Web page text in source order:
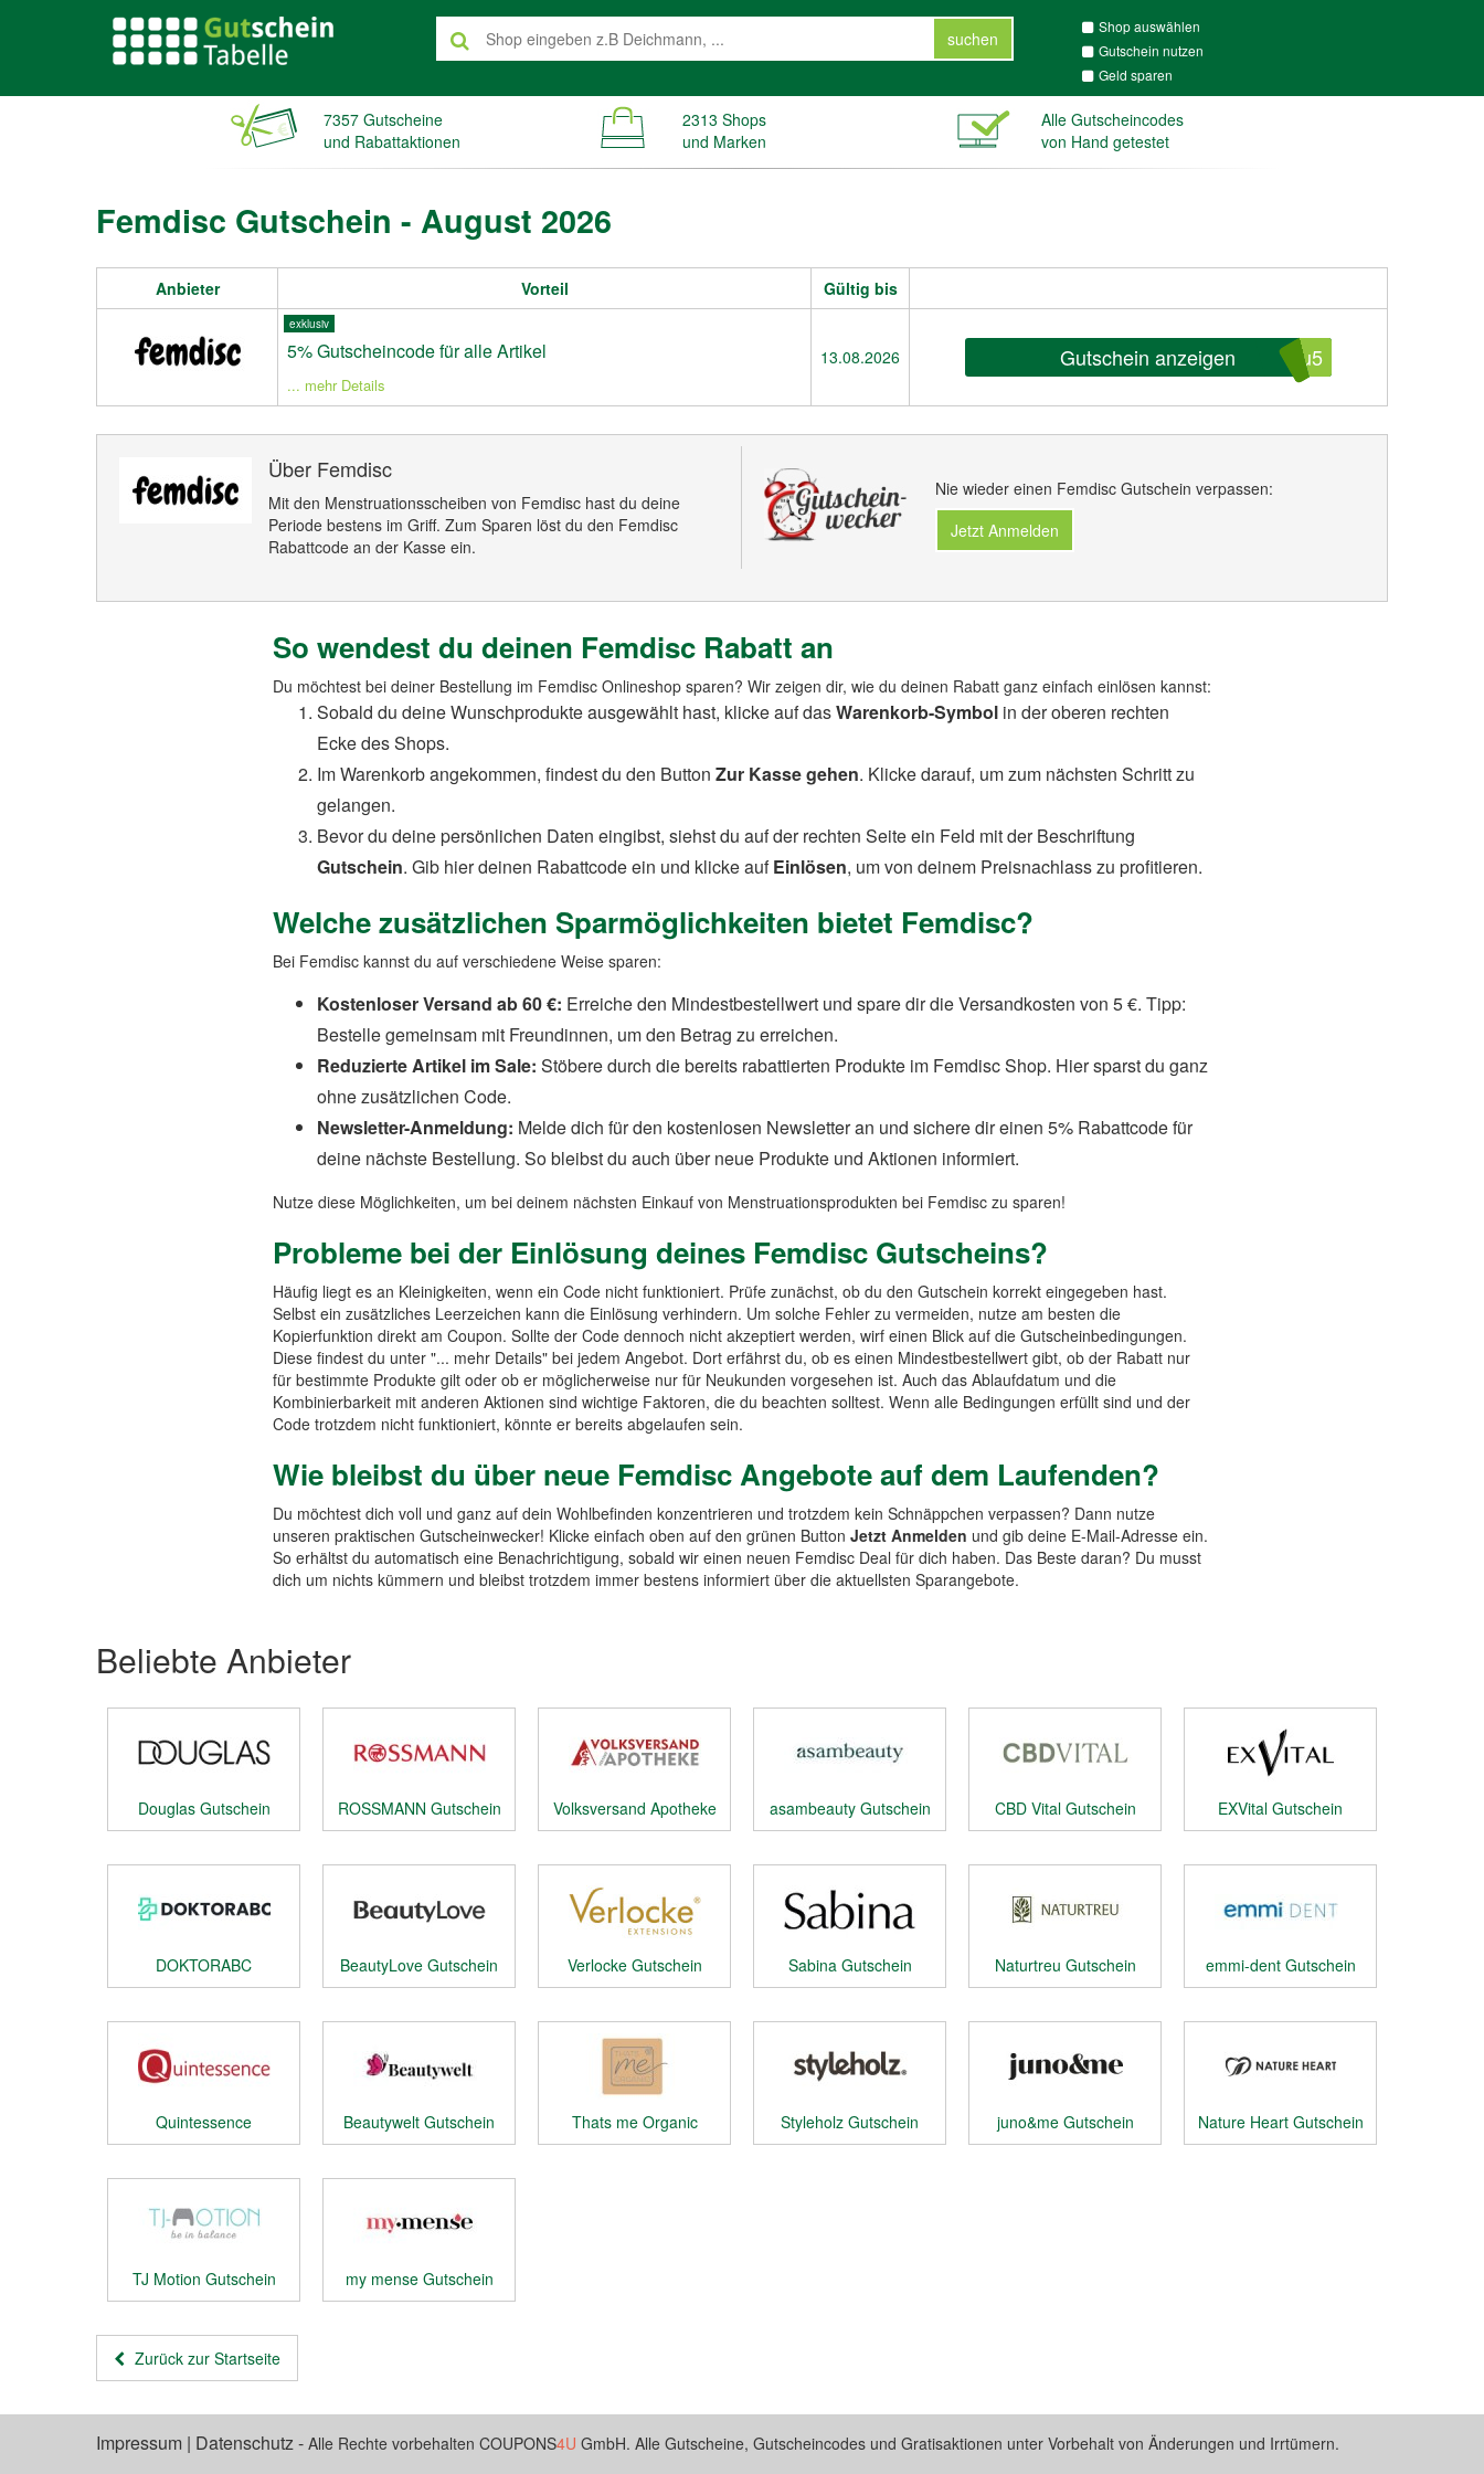
suchen
Shop auswählen
Gutschein nutzen
Geld sparen
7357 Gutscheine
und Rabattaktionen
2313 Shops
und Marken
Alle Gutscheincodes
von Hand getestet
Femdisc Gutschein - August 2026
Anbieter Vorteil Gültig bis
5% Gutscheincode für alle Artikel
exklusiv
... mehr Details
13.08.2026 Gutschein anzeigen 4u5
Über Femdisc
Mit den Menstruationsscheiben von Femdisc hast du deine
Periode bestens im Griff. Zum Sparen löst du den Femdisc
Rabattcode an der Kasse ein.
Nie wieder einen Femdisc Gutschein verpassen:
Jetzt Anmelden
So wendest du deinen Femdisc Rabatt an
Du möchtest bei deiner Bestellung im Femdisc Onlineshop sparen? Wir zeigen dir, wie du deinen Rabatt ganz einfach einlösen kannst:
Sobald du deine Wunschprodukte ausgewählt hast, klicke auf dasWarenkorb-Symbol in der oberen rechten
Ecke des Shops.
Im Warenkorb angekommen, findest du den Button Zur Kasse gehen. Klicke darauf, um zum nächsten Schritt zu
gelangen.
Bevor du deine persönlichen Daten eingibst, siehst du auf der rechten Seite ein Feld mit der Beschriftung
Gutschein. Gib hier deinen Rabattcode ein und klicke aufEinlösen, um von deinem Preisnachlass zu profitieren.
Welche zusätzlichen Sparmöglichkeiten bietet Femdisc?
Bei Femdisc kannst du auf verschiedene Weise sparen:
Kostenloser Versand ab 60 €: Erreiche den Mindestbestellwert und spare dir die Versandkosten von 5 €. Tipp:
Bestelle gemeinsam mit Freundinnen, um den Betrag zu erreichen.
Reduzierte Artikel im Sale: Stöbere durch die bereits rabattierten Produkte im Femdisc Shop. Hier sparst du ganz
ohne zusätzlichen Code.
Newsletter-Anmeldung: Melde dich für den kostenlosen Newsletter an und sichere dir einen 5% Rabattcode für
deine nächste Bestellung. So bleibst du auch über neue Produkte und Aktionen informiert.
Nutze diese Möglichkeiten, um bei deinem nächsten Einkauf von Menstruationsprodukten bei Femdisc zu sparen!
Probleme bei der Einlösung deines Femdisc Gutscheins?
Häufig liegt es an Kleinigkeiten, wenn ein Code nicht funktioniert. Prüfe zunächst, ob du den Gutschein korrekt eingegeben hast.
Selbst ein zusätzliches Leerzeichen kann die Einlösung verhindern. Um solche Fehler zu vermeiden, nutze am besten die
Kopierfunktion direkt am Coupon. Sollte der Code dennoch nicht akzeptiert werden, wirf einen Blick auf die Gutscheinbedingungen.
Diese findest du unter "... mehr Details" bei jedem Angebot. Dort erfährst du, ob es einen Mindestbestellwert gibt, ob der Rabatt nur
für bestimmte Produkte gilt oder ob er möglicherweise nur für Neukunden vorgesehen ist. Auch das Ablaufdatum und die
Kombinierbarkeit mit anderen Aktionen sind wichtige Faktoren, die du beachten solltest. Wenn alle Bedingungen erfüllt sind und der
Code trotzdem nicht funktioniert, könnte er bereits abgelaufen sein.
Wie bleibst du über neue Femdisc Angebote auf dem Laufenden?
Du möchtest dich voll und ganz auf dein Wohlbefinden konzentrieren und trotzdem kein Schnäppchen verpassen? Dann nutze
unseren praktischen Gutscheinwecker! Klicke einfach oben auf den grünen Button Jetzt Anmelden und gib deine E-Mail-Adresse ein.
So erhältst du automatisch eine Benachrichtigung, sobald wir einen neuen Femdisc Deal für dich haben. Das Beste daran? Du musst
dich um nichts kümmern und bleibst trotzdem immer bestens informiert über die aktuellsten Sparangebote.
Beliebte Anbieter
Douglas Gutschein ROSSMANN Gutschein
Volksversand Apotheke
Gutschein
asambeauty Gutschein CBD Vital Gutschein EXVital Gutschein
DOKTORABC
Gutschein
BeautyLove Gutschein Verlocke Gutschein Sabina Gutschein Naturtreu Gutschein emmi-dent Gutschein
Quintessence
Gutschein
Beautywelt Gutschein
Thats me Organic
Gutschein
Styleholz Gutschein juno&me Gutschein Nature Heart Gutschein
TJ Motion Gutschein my mense Gutschein
Zurück zur Startseite
Impressum | Datenschutz- Alle Rechte vorbehalten COUPONS4U GmbH. Alle Gutscheine, Gutscheincodes und Gratisaktionen unter Vorbehalt von Änderungen und Irrtümern.